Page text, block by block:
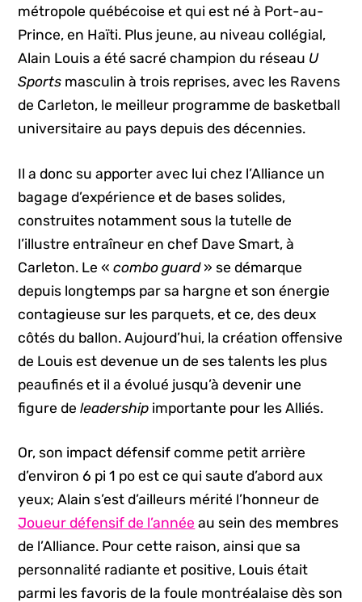
métropole québécoise et qui est né à Port-au-
Prince, en Haïti. Plus jeune, au niveau collégial,
Alain Louis a été sacré champion du réseau U
Sports masculin à trois reprises, avec les Ravens
de Carleton, le meilleur programme de basketball
universitaire au pays depuis des décennies.
Il a donc su apporter avec lui chez l’Alliance un
bagage d’expérience et de bases solides,
construites notamment sous la tutelle de
l’illustre entraîneur en chef Dave Smart, à
Carleton. Le «combo guard » se démarque
depuis longtemps par sa hargne et son énergie
contagieuse sur les parquets, et ce, des deux
côtés du ballon. Aujourd’hui, la création offensive
de Louis est devenue un de ses talents les plus
peaufinés et il a évolué jusqu’à devenir une
figure deleadership importante pour les Alliés.
Or, son impact défensif comme petit arrière
d’environ 6 pi 1 po est ce qui saute d’abord aux
yeux; Alain s’est d’ailleurs mérité l’honneur de
Joueur défensif de l’année au sein des membres
de l’Alliance. Pour cette raison, ainsi que sa
personnalité radiante et positive, Louis était
parmi les favoris de la foule montréalaise dès son